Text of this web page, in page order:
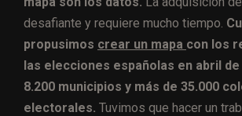
desafiante y requiere mucho tiempo.
propusimos crear un mapa con los
las elecciones españolas en abril de
8.200 municipios y más de 35.000
electorales. Tuvimos que hacer un